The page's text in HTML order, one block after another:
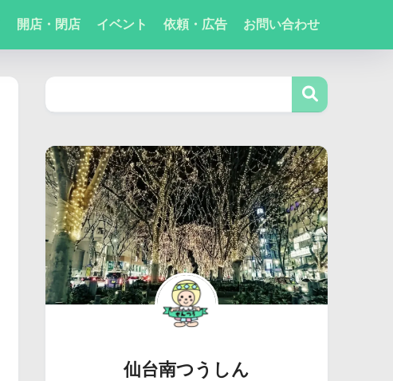
開店・閉店 イベント 依頼・広告 お問い合わせ
仙台南つうしん